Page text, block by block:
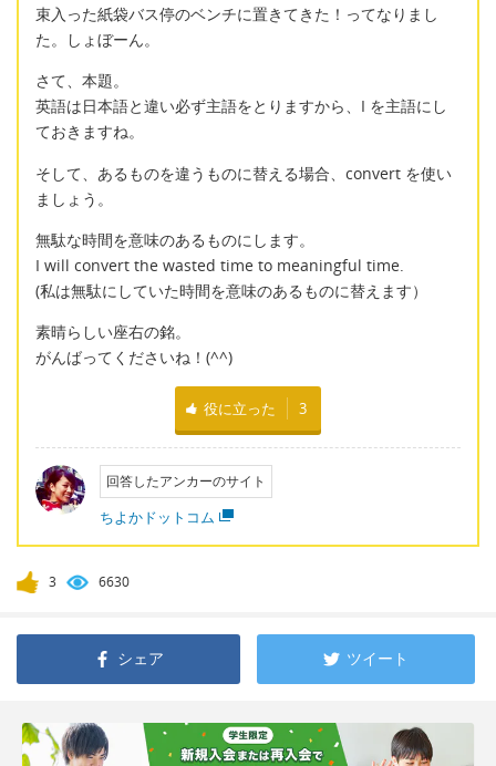
束入った紙袋バス停のベンチに置きてきた！ってなりまし
た。しょぼーん。
さて、本題。
英語は日本語と違い必ず主語をとりますから、I を主語にし
ておきますね。
そして、あるものを違うものに替える場合、convert を使い
ましょう。
無駄な時間を意味のあるものにします。
I will convert the wasted time to meaningful time.
(私は無駄にしていた時間を意味のあるものに替えます）
素晴らしい座右の銘。
がんばってくださいね！(^^)
役に立った 3
回答したアンカーのサイト
ちよかドットコム
3 6630
シェア ツイート